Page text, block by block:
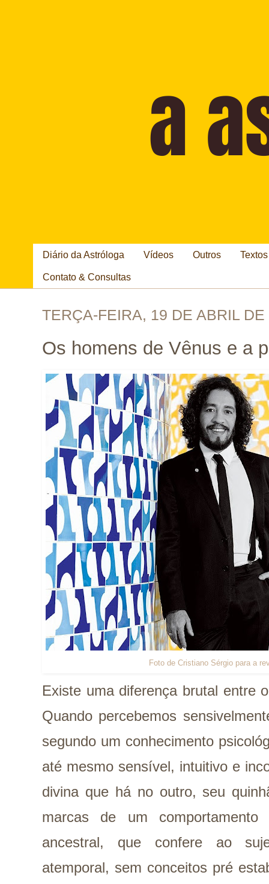
Diário da Astróloga Vídeos Outros
Contato & Consultas
TERÇA-FEIRA, 19 DE ABRIL DE
Os homens de Vênus e a
Foto de Cristiano Sérgio para a
Existe uma diferença brutal entre
Quando percebemos
segundo um conhecimento
até mesmo sensível, intuitivo e
divina que há no outro, seu
marcas de um
ancestral, que confere ao
atemporal, sem conceitos pré